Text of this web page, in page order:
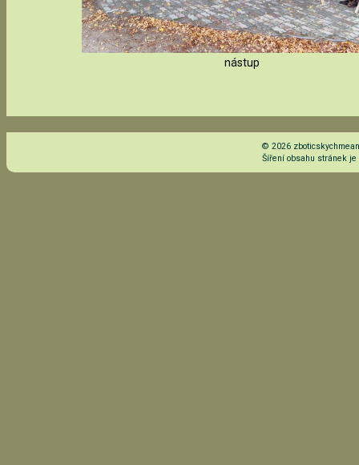
nástup
© 2026
Šíření obsahu stránek